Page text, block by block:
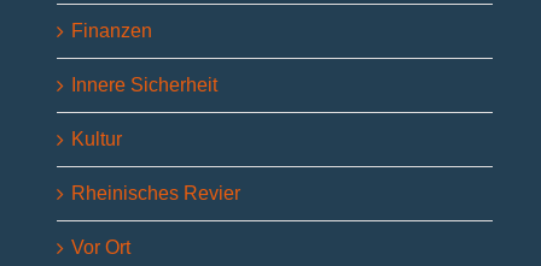
Finanzen
Innere Sicherheit
Kultur
Rheinisches Revier
Vor Ort